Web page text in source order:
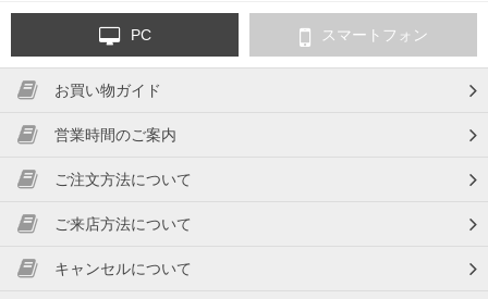
込
PC スマートフォン
お買い物ガイド
営業時間のご案内
ご注文方法について
ご来店方法について
キャンセルについて